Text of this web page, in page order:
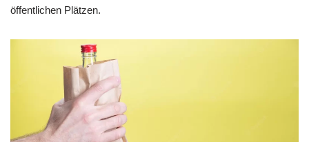
öffentlichen Plätzen.